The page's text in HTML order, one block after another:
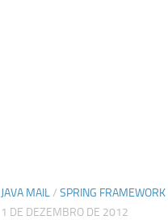
JAVA MAIL/ SPRING FRAMEWORK
1 DE DEZEMBRO DE 2012